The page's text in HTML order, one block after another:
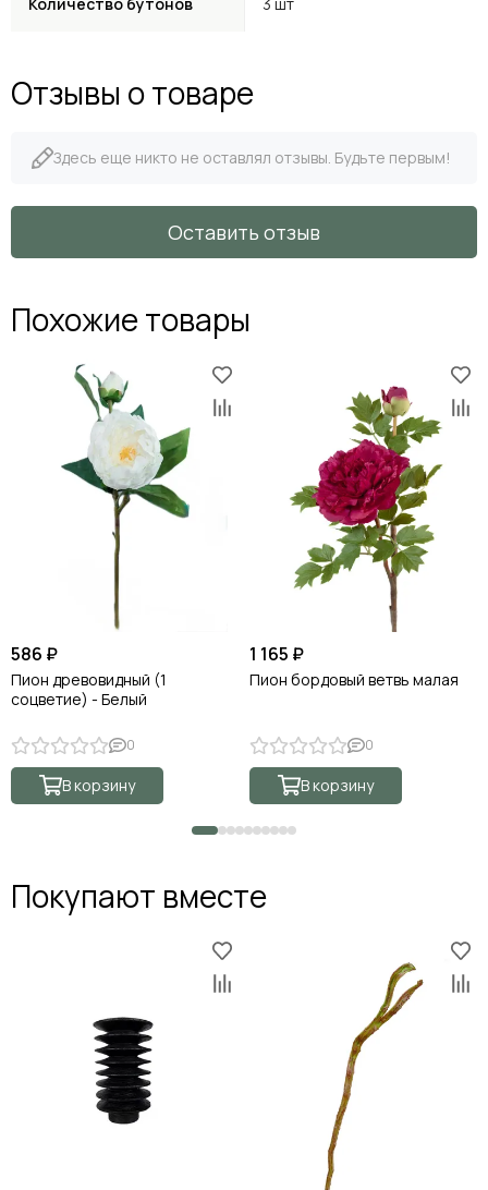
Отзывы о товаре
Здесь еще никто не оставлял отзывы. Будьте первым!
Оставить отзыв
Похожие товары
586 ₽
Пион древовидный (1
соцветие) - Белый
0
В корзину
1 165 ₽
Пион бордовый ветвь малая
0
В корзину
Покупают вместе